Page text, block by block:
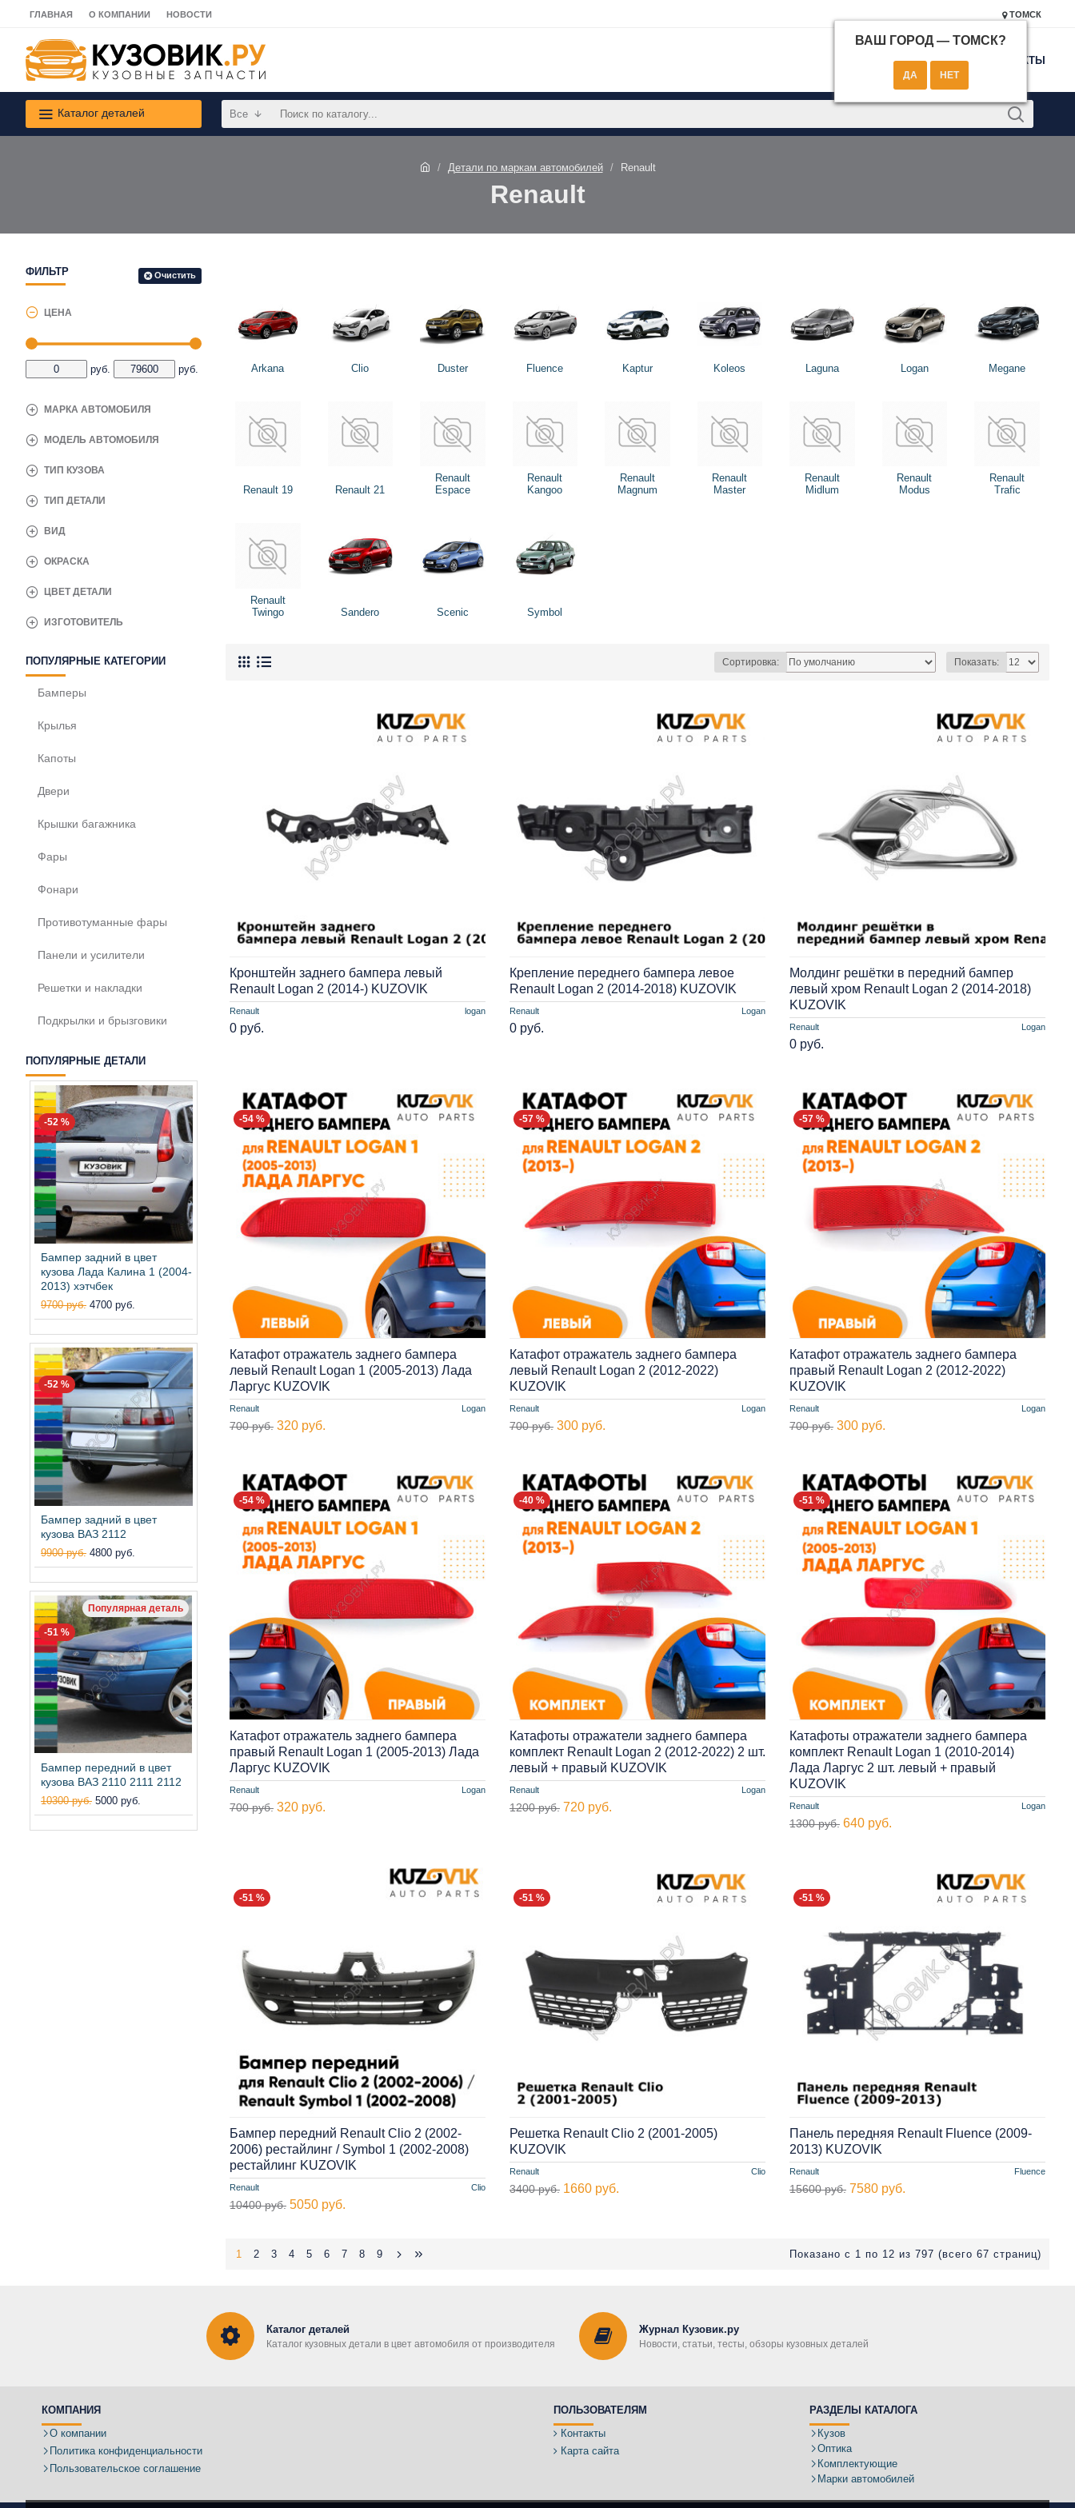
ГЛАВНАЯ О КОМПАНИИ НОВОСТИ ТОМСК
ВАШ ГОРОД — ТОМСК?
КОНТАКТЫ
Каталог деталей Все
Детали по маркам автомобилей Renault
Renault
ФИЛЬТР Очистить
ЦЕНА
руб. руб.
МАРКА АВТОМОБИЛЯ
ВИД
ИЗГОТОВИТЕЛЬ
МОДЕЛЬ АВТОМОБИЛЯ
ОКРАСКА
ТИП ДЕТАЛИ
ТИП КУЗОВА
ЦВЕТ ДЕТАЛИ
ПОПУЛЯРНЫЕ КАТЕГОРИИ
Бамперы
Крылья
Капоты
Двери
Крышки багажника
Фары
Фонари
Противотуманные фары
Панели и усилители
Решетки и накладки
Подкрылки и брызговики
ПОПУЛЯРНЫЕ ДЕТАЛИ
-52 %
Бампер задний в цвет
кузова Лада Калина 1 (2004-
2013) хэтчбек
9700 руб. 4700 руб.
-52 %
Бампер задний в цвет
кузова ВАЗ 2112
9900 руб. 4800 руб.
Популярная деталь
-51 %
Бампер передний в цвет
кузова ВАЗ 2110 2111 2112
10300 руб. 5000 руб.
Arkana Clio Duster Fluence Kaptur Koleos Laguna Logan Megane
Renault 19 Renault 21
Renault
Espace
Renault
Kangoo
Renault
Magnum
Renault
Master
Renault
Midlum
Renault
Modus
Renault
Trafic
Renault
Twingo
Sandero Scenic Symbol
Сортировка: Показать:
Renault logan
Кронштейн заднего бампера левый
Renault Logan 2 (2014-) KUZOVIK
0 руб.
Renault Logan
Крепление переднего бампера левое
Renault Logan 2 (2014-2018) KUZOVIK
0 руб. Renault Logan
Молдинг решётки в передний бампер
левый хром Renault Logan 2 (2014-2018)
KUZOVIK
0 руб.
-54 %
Renault Logan
Катафот отражатель заднего бампера
левый Renault Logan 1 (2005-2013) Лада
Ларгус KUZOVIK
700 руб. 320 руб.
-57 %
Renault Logan
Катафот отражатель заднего бампера
левый Renault Logan 2 (2012-2022)
KUZOVIK
700 руб. 300 руб.
-57 %
Renault Logan
Катафот отражатель заднего бампера
правый Renault Logan 2 (2012-2022)
KUZOVIK
700 руб. 300 руб.
-54 %
Renault Logan
Катафот отражатель заднего бампера
правый Renault Logan 1 (2005-2013) Лада
Ларгус KUZOVIK
700 руб. 320 руб.
-40 %
Renault Logan
Катафоты отражатели заднего бампера
комплект Renault Logan 2 (2012-2022) 2 шт.
левый + правый KUZOVIK
1200 руб. 720 руб.
-51 %
Renault Logan
Катафоты отражатели заднего бампера
комплект Renault Logan 1 (2010-2014)
Лада Ларгус 2 шт. левый + правый
KUZOVIK
1300 руб. 640 руб.
-51 %
Renault Clio
Бампер передний Renault Clio 2 (2002-
2006) рестайлинг / Symbol 1 (2002-2008)
рестайлинг KUZOVIK
10400 руб. 5050 руб.
-51 %
Renault Clio
Решетка Renault Clio 2 (2001-2005)
KUZOVIK
3400 руб. 1660 руб.
-51 %
Renault Fluence
Панель передняя Renault Fluence (2009-
2013) KUZOVIK
15600 руб. 7580 руб.
1 2 3 4 5 6 7 8 9 Показано с 1 по 12 из 797 (всего 67 страниц)
Каталог деталей
Каталог кузовных детали в цвет автомобиля от производителя
Журнал Кузовик.ру
Новости, статьи, тесты, обзоры кузовных деталей
КОМПАНИЯ
О компании
Политика конфиденциальности
Пользовательское соглашение
ПОЛЬЗОВАТЕЛЯМ
Контакты
Карта сайта
РАЗДЕЛЫ КАТАЛОГА
Кузов
Оптика
Комплектующие
Марки автомобилей